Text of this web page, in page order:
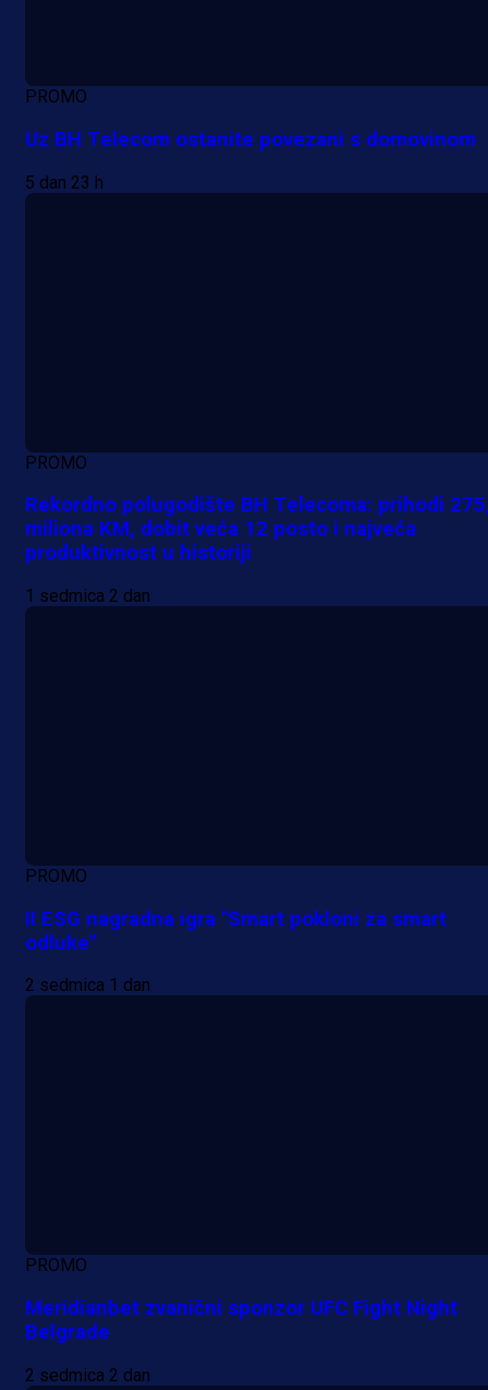
PROMO
Uz BH Telecom ostanite povezani s domovinom
5 dan 23 h
PROMO
Rekordno polugodište BH Telecoma: prihodi
miliona KM, dobit veća 12 posto i najveća
produktivnost u historiji
1 sedmica 2 dan
PROMO
II ESG nagradna igra "Smart pokloni za smart
odluke"
2 sedmica 1 dan
PROMO
Meridianbet zvanični sponzor UFC Fight Night
Belgrade
2 sedmica 2 dan